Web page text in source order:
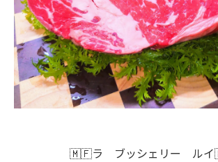
🇲🇫ラ ブッシェリー ル